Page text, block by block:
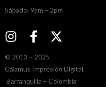
​​Sábado: 9am – 2pm
© 2013 – 2025
Cálamus Impresión Digital.
Barranquilla – Colombia